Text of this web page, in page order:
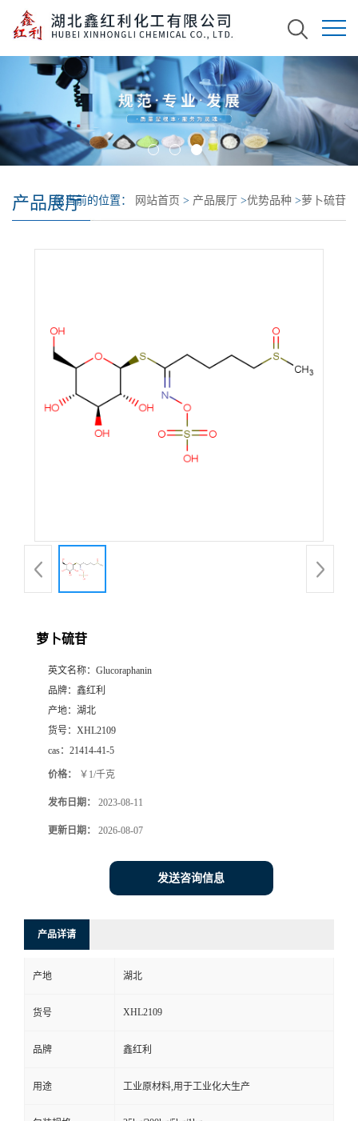
产品展厅您当前的位置： 网站首页 > 产品展厅 >优势品种 >萝卜硫苷
萝卜硫苷
英文名称： Glucoraphanin
品牌： 鑫红利
产地： 湖北
货号： XHL2109
cas： 21414-41-5
价格： ￥1/千克
发布日期： 2023-08-11
更新日期： 2026-08-07
发送咨询信息
产品详请
产地 湖北
货号 XHL2109
品牌 鑫红利
用途 工业原材料,用于工业化大生产